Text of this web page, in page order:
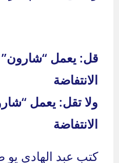
قل: يعمل “شارون”
الانتفاضة
ولا تقل: يعمل
الانتفاضة
كتب عبد الهادي